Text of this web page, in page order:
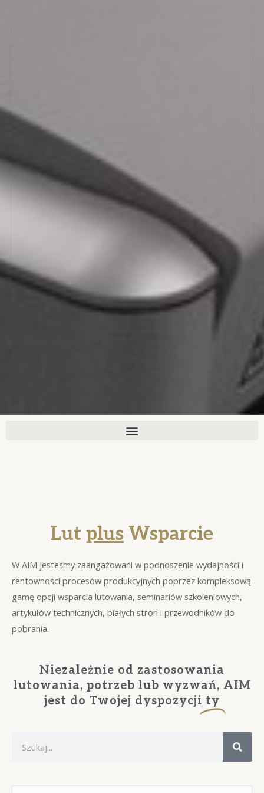
Lut plus Wsparcie
W AIM jesteśmy zaangażowani w podnoszenie wydajności i
rentowności procesów produkcyjnych poprzez kompleksową
gamę opcji wsparcia lutowania, seminariów szkoleniowych,
artykułów technicznych, białych stron i przewodników do
pobrania.
Niezależnie od zastosowania
lutowania, potrzeb lub wyzwań, AIM
jest do Twojej dyspozycji ty